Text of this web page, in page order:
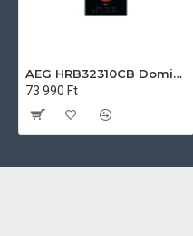
AEG HRB32310CB Dominó kerámia beépíthető főzőlap
73 990 Ft